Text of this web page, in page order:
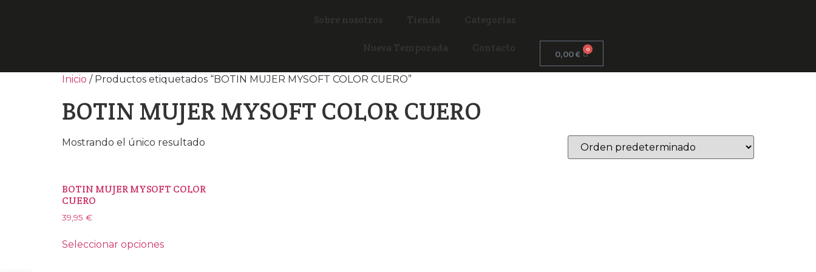
Sobre nosotros Tienda Categorías
Nueva Temporada Contacto 0,00€ 0
Inicio / Productos etiquetados “BOTIN MUJER MYSOFT COLOR CUERO”
BOTIN MUJER MYSOFT COLOR CUERO
Mostrando el único resultado
BOTIN MUJER MYSOFT COLOR
CUERO
39,95 €
Seleccionar opciones